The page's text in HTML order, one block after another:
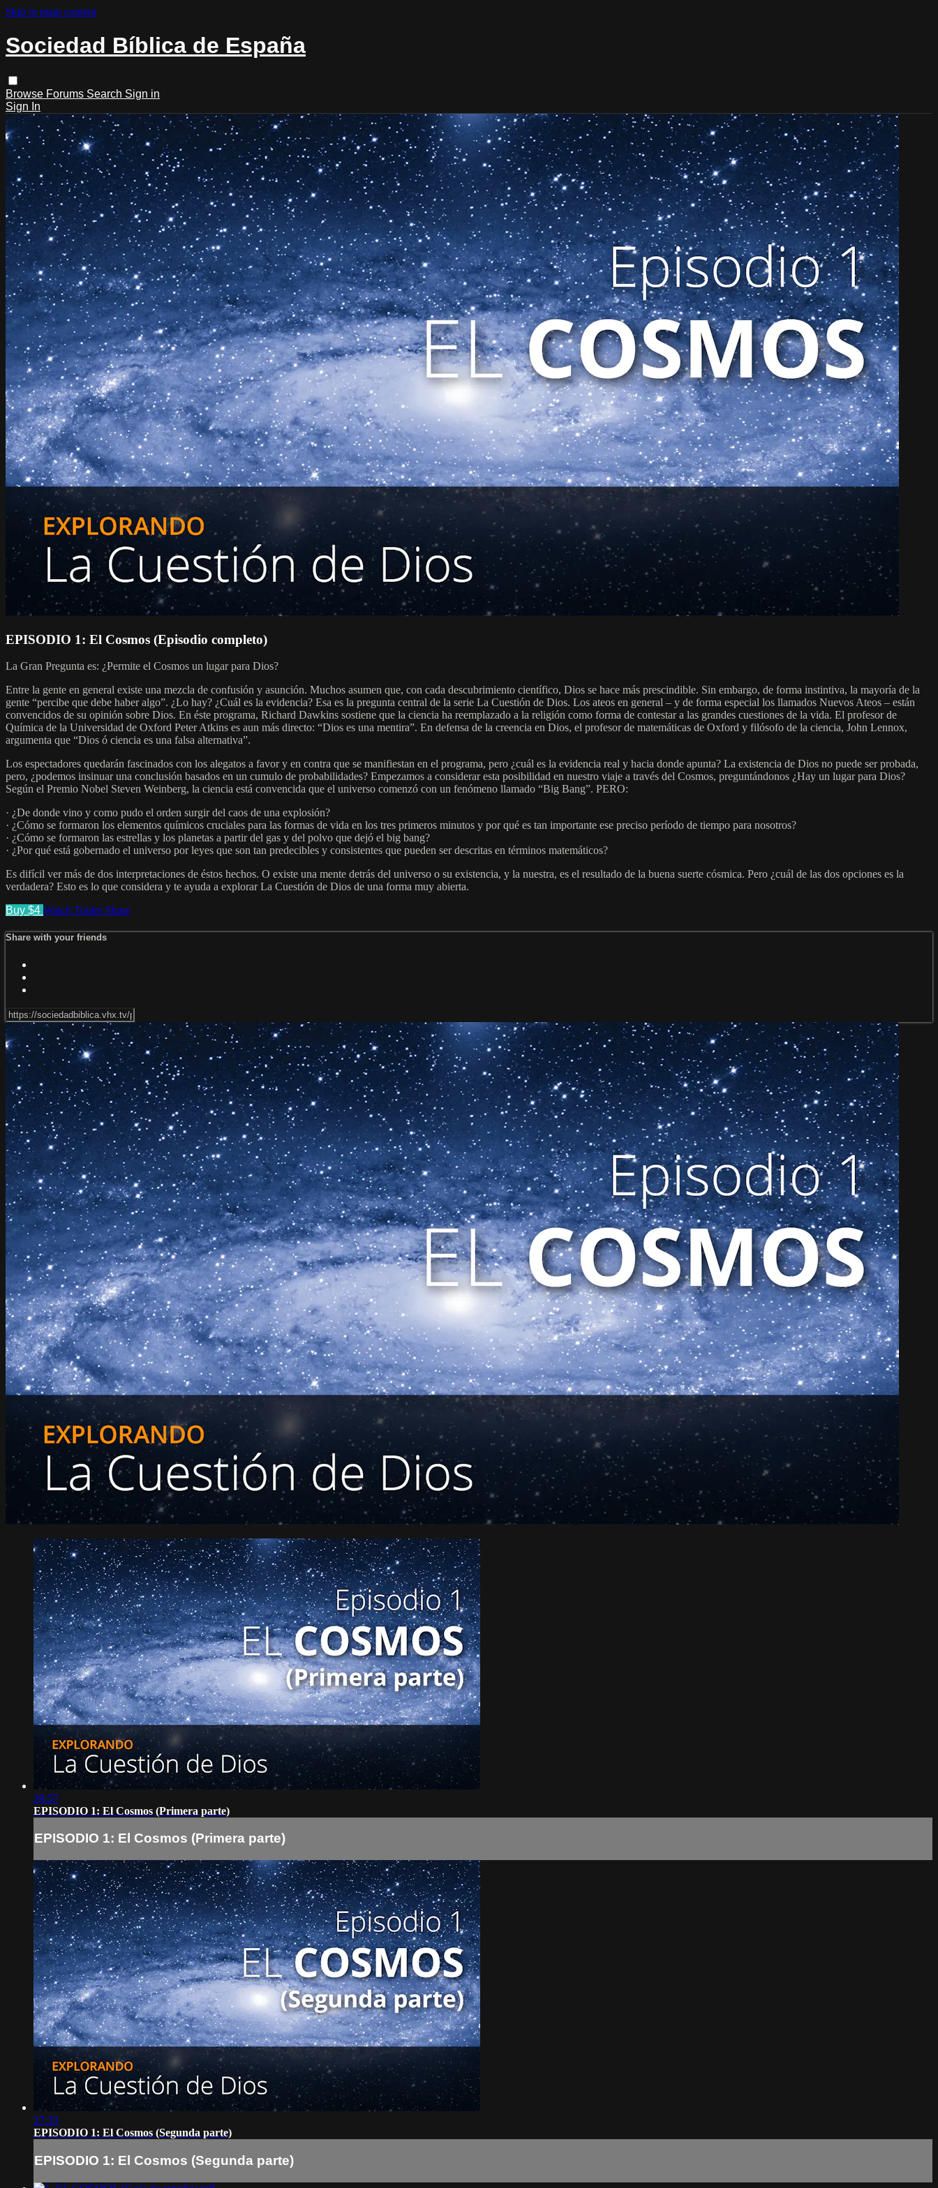
Skip to main content
Sociedad Bíblica de España
Browse Forums Search Sign in
Sign In
EPISODIO 1: El Cosmos (Episodio completo)
La Gran Pregunta es: ¿Permite el Cosmos un lugar para Dios?
Entre la gente en general existe una mezcla de confusión y asunción. Muchos asumen que, con cada descubrimiento científico, Dios se hace más prescindible. Sin embargo, de forma instintiva, la mayoría de la
gente “percibe que debe haber algo”. ¿Lo hay? ¿Cuál es la evidencia? Esa es la pregunta central de la serie La Cuestión de Dios. Los ateos en general – y de forma especial los llamados Nuevos Ateos – están
convencidos de su opinión sobre Dios. En éste programa, Richard Dawkins sostiene que la ciencia ha reemplazado a la religión como forma de contestar a las grandes cuestiones de la vida. El profesor de
Química de la Universidad de Oxford Peter Atkins es aun más directo: “Dios es una mentira”. En defensa de la creencia en Dios, el profesor de matemáticas de Oxford y filósofo de la ciencia, John Lennox,
argumenta que “Dios ó ciencia es una falsa alternativa”.
Los espectadores quedarán fascinados con los alegatos a favor y en contra que se manifiestan en el programa, pero ¿cuál es la evidencia real y hacia donde apunta? La existencia de Dios no puede ser probada,
pero, ¿podemos insinuar una conclusión basados en un cumulo de probabilidades? Empezamos a considerar esta posibilidad en nuestro viaje a través del Cosmos, preguntándonos ¿Hay un lugar para Dios?
Según el Premio Nobel Steven Weinberg, la ciencia está convencida que el universo comenzó con un fenómeno llamado “Big Bang”. PERO:
· ¿De donde vino y como pudo el orden surgir del caos de una explosión?
· ¿Cómo se formaron los elementos químicos cruciales para las formas de vida en los tres primeros minutos y por qué es tan importante ese preciso período de tiempo para nosotros?
· ¿Cómo se formaron las estrellas y los planetas a partir del gas y del polvo que dejó el big bang?
· ¿Por qué está gobernado el universo por leyes que son tan predecibles y consistentes que pueden ser descritas en términos matemáticos?
Es difícil ver más de dos interpretaciones de éstos hechos. O existe una mente detrás del universo o su existencia, y la nuestra, es el resultado de la buena suerte cósmica. Pero ¿cuál de las dos opciones es la
verdadera? Esto es lo que considera y te ayuda a explorar La Cuestión de Dios de una forma muy abierta.
Buy $4 Watch Trailer Share
Share with your friends
29:57
EPISODIO 1: El Cosmos (Primera parte)
EPISODIO 1: El Cosmos (Primera parte)
27:33
EPISODIO 1: El Cosmos (Segunda parte)
EPISODIO 1: El Cosmos (Segunda parte)